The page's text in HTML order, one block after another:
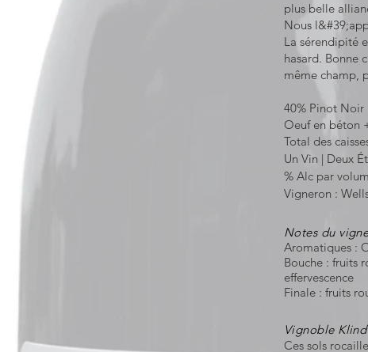
plus belle
Nous
La sérendipité
hasard. Bonne
même champ,
40% Pinot Noir
Oeuf en béton
Total des
Un Vin | Deux
% Alc par
Vigneron :
Notes du
Aromatiques :
Bouche : fruits
effervescence
Finale : fruits
Vignoble
Ces sols